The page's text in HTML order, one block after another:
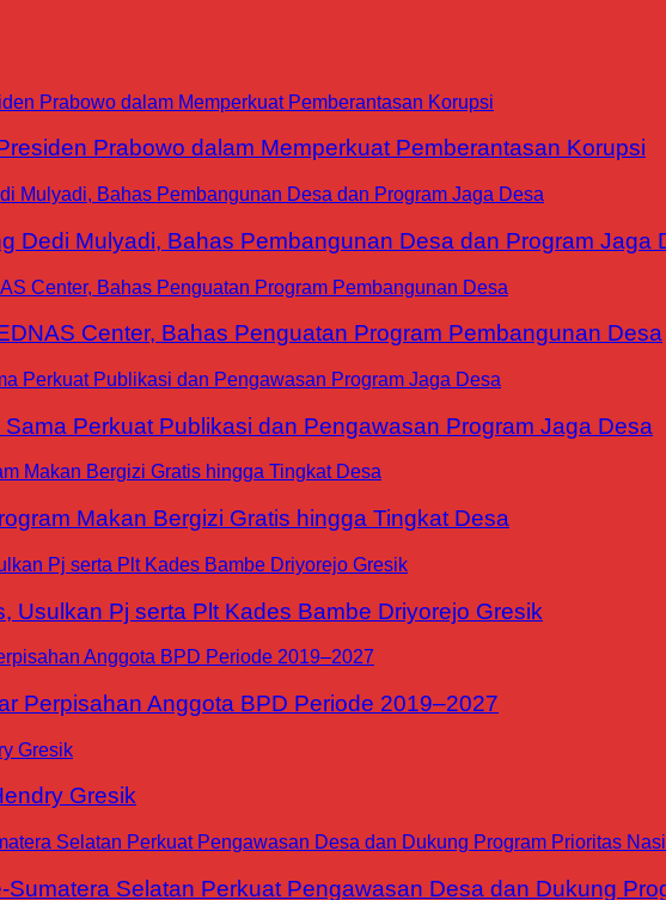
Prabowo dalam Memperkuat Pemberantasan Korupsi
Dedi Mulyadi, Bahas Pembangunan Desa dan Program Jaga
Center, Bahas Penguatan Program Pembangunan Desa
Perkuat Publikasi dan Pengawasan Program Jaga Desa
Makan Bergizi Gratis hingga Tingkat Desa
Usulkan Pj serta Plt Kades Bambe Driyorejo Gresik
Perpisahan Anggota BPD Periode 2019–2027
Gresik
Selatan Perkuat Pengawasan Desa dan Dukung